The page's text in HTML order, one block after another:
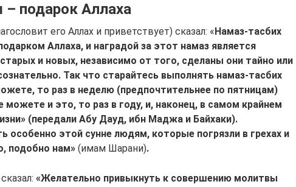
подарок Аллаха
его Аллах и приветствует) сказал: «Намаз-тасбих
Аллаха, и наградой за этот намаз является
и новых, независимо от того, сделаны они тайно или
Так что старайтесь выполнять намаз-тасбих
то раз в неделю (предпочтительнее по пятницам)
можете и это, то раз в году, и, наконец, в самом крайнем
(передали Абу Дауд, ибн Маджа и Байхаки).
особенно этой сунне людям, которые погрязли в грехах и
подобно нам» (имам Шарани).
«Желательно привыкнуть к совершению молитвы